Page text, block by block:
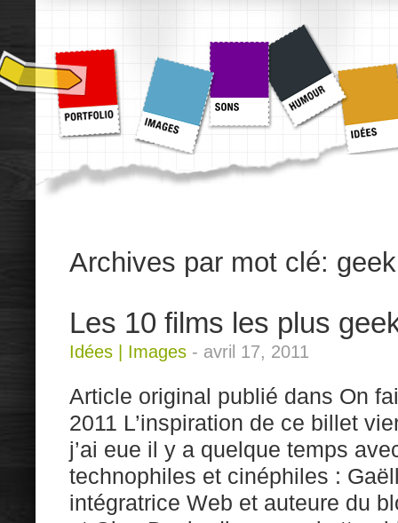
Archives par mot clé: geek
Les 10 films les plus
Idées Images - avril 17, 2011
Article original publié dans On
2011 L’inspiration de ce billet
j’ai eue il y a quelque temps
technophiles et cinéphiles :
intégratrice Web et auteure du